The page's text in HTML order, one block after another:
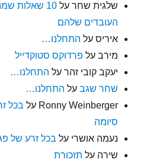
שלגית שחר על
10 שאלות
העובדים שלהם
איריס על התחלנו…
מירב על פרדוקס סטוקדייל
יעקב קובי זהר על התחלנו…
שחר שגב על התחלנו…
Ronny Weinberger על בכל
סיומה
נעמה אושרי על בכל זרע של
שירה על תזכורת